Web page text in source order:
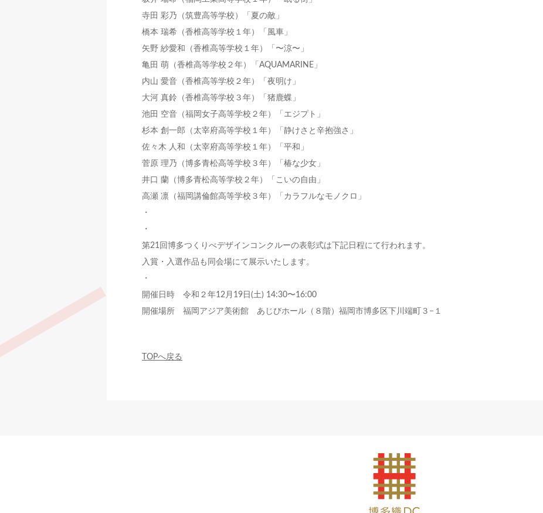
寺田 彩乃（筑豊高等学校）「夏の敵」
橋本 瑞希（香椎高等学校１年）「風車」
矢野 紗愛和（香椎高等学校１年）「〜涼〜」
亀田 萌（香椎高等学校２年）「AQUAMARINE」
内山 愛音（香椎高等学校２年）「夜明け」
大河 真鈴（香椎高等学校３年）「猪鹿蝶」
池田 空音（福岡女子高等学校２年）「エジプト」
杉本 創一郎（太宰府高等学校１年）「静けさと辛抱強さ」
佐々木 人和（太宰府高等学校１年）「平和」
菅原 理乃（博多青松高等学校３年）「椿な少女」
井口 蘭（博多青松高等学校２年）「こいの自由」
高瀬 凛（福岡講倫館高等学校３年）「カラフルなモノクロ」
・
・
第21回博多つくりべデザインコンクルーの表彰式は下記日程にて行われます。
入賞・入選作品も同会場にて展示いたします。
・
開催日時 令和２年12月19日(土) 14:30〜16:00
開催場所 福岡アジア美術館 あじびホール（８階）福岡市博多区下川端町３−１
TOPへ戻る